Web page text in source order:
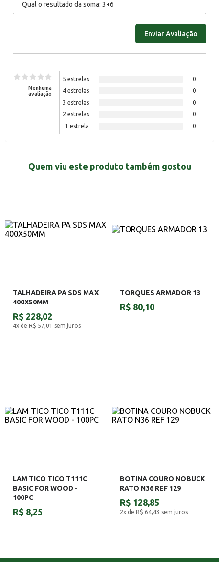
Nenhuma
avaliação
5 estrelas
0
4 estrelas
0
3 estrelas
0
2 estrelas
0
1 estrela
0
Quem viu este produto também gostou
TALHADEIRA PA SDS MAX
400X50MM
R$ 228,02
4x de R$ 57,01 sem juros
TORQUES ARMADOR 13
R$ 80,10
LAM TICO TICO T111C
BASIC FOR WOOD -
100PC
R$ 8,25
BOTINA COURO NOBUCK
RATO N36 REF 129
R$ 128,85
2x de R$ 64,43 sem juros